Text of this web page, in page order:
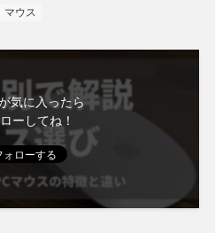
マウス
気に入ったら
ーしてね！